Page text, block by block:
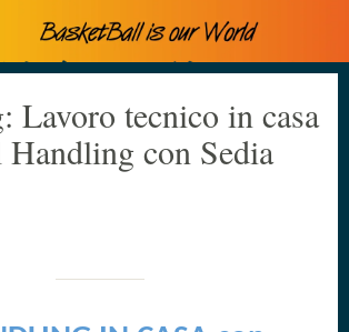
Lavoro tecnico in casa
con Sedia